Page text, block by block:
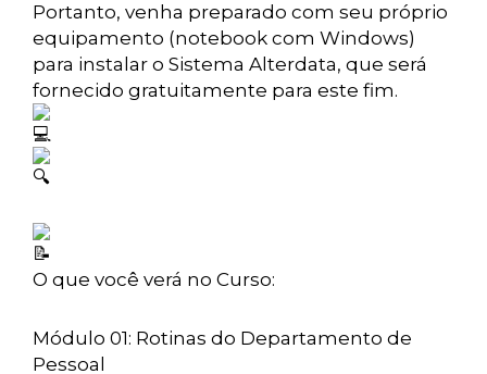
Portanto, venha preparado com seu próprio
equipamento (notebook com Windows)
para instalar o Sistema Alterdata, que será
fornecido gratuitamente para este fim.
O que você verá no Curso:
Módulo 01: Rotinas do Departamento de
Pessoal